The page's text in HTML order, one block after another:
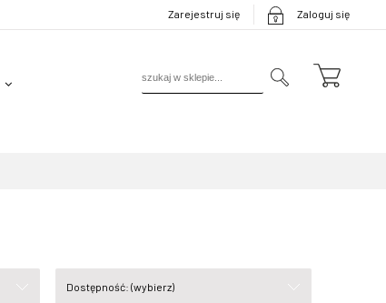
Zarejestruj się Zaloguj się
Dostępność: (wybierz)